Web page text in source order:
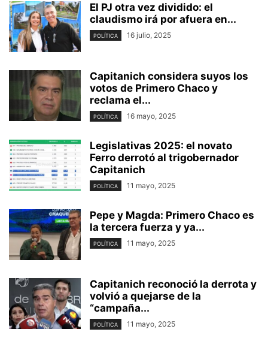
El PJ otra vez dividido: el
claudismo irá por afuera en...
POLÍTICA 16 julio, 2025
Capitanich considera suyos los
votos de Primero Chaco y
reclama el...
POLÍTICA 16 mayo, 2025
Legislativas 2025: el novato
Ferro derrotó al trigobernador
Capitanich
POLÍTICA 11 mayo, 2025
Pepe y Magda: Primero Chaco es
la tercera fuerza y ya...
POLÍTICA 11 mayo, 2025
Capitanich reconoció la derrota y
volvió a quejarse de la
“campaña...
POLÍTICA 11 mayo, 2025